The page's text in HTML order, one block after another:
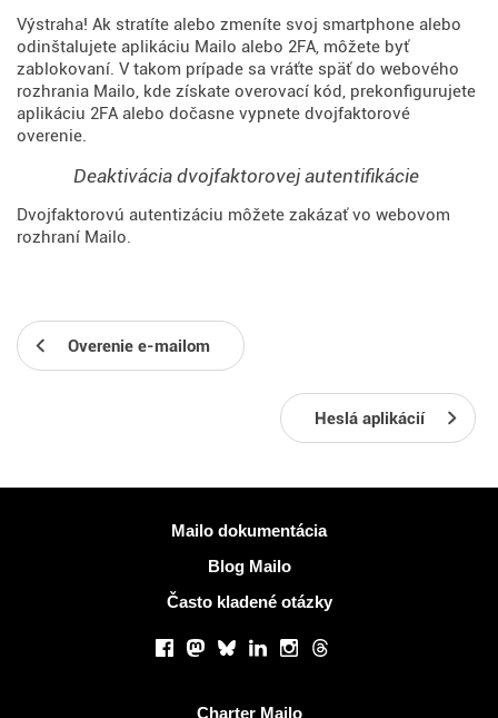
Výstraha! Ak stratíte alebo zmeníte svoj smartphone alebo
odinštalujete aplikáciu Mailo alebo 2FA, môžete byť
zablokovaní. V takom prípade sa vráťte späť do webového
rozhrania Mailo, kde získate overovací kód, prekonfigurujete
aplikáciu 2FA alebo dočasne vypnete dvojfaktorové
overenie.
Deaktivácia dvojfaktorovej autentifikácie
Dvojfaktorovú autentizáciu môžete zakázať vo webovom
rozhraní Mailo.
Overenie e-mailom
Heslá aplikácií
Mailo dokumentácia
Blog Mailo
Často kladené otázky
Facebook
Mastodon
BlueskyLinkedInInstagram
Threads
Charter Mailo